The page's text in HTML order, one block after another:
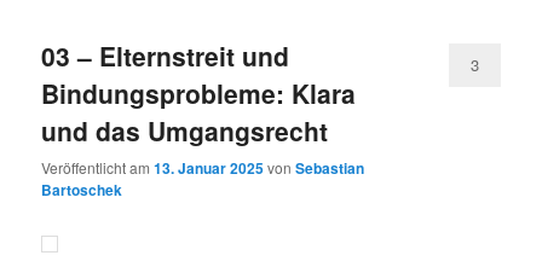
03 – Elternstreit und
Bindungsprobleme: Klara
und das Umgangsrecht
Veröffentlicht am13. Januar 2025vonSebastian
Bartoschek
3